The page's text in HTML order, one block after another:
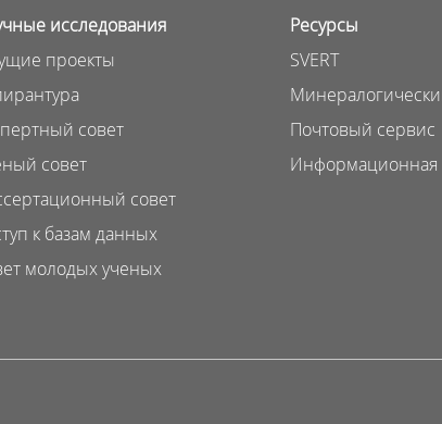
исследования
проекты
совет
совет
совет
к базам данных
молодых ученых
Ресурсы
SVERT
Почтовый сервис
Информационная